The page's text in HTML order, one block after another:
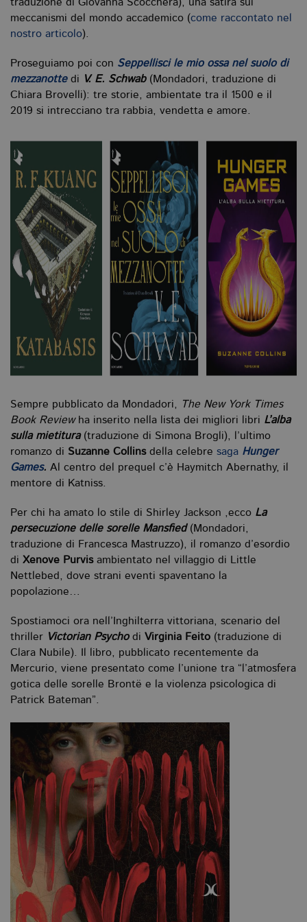
traduzione di Giovanna Scocchera), una satira sui
meccanismi del mondo accademico (come raccontato nel
nostro articolo).
Proseguiamo poi con Seppellisci le mio ossa nel suolo di
mezzanotte di V. E. Schwab (Mondadori, traduzione di
Chiara Brovelli): tre storie, ambientate tra il 1500 e il
2019 si intrecciano tra rabbia, vendetta e amore.
Sempre pubblicato da Mondadori,
The New York Times
Book Reviewha inserito nella lista dei migliori libri L’alba
sulla mietitura(traduzione di Simona Brogli), l’ultimo
romanzo di Suzanne Collinsdella celebre saga Hunger
Games. Al centro del prequel c’è Haymitch Abernathy, il
mentore di Katniss.
Per chi ha amato lo stile di Shirley Jackson ,ecco La
persecuzione delle sorelle Mansfied (Mondadori,
traduzione di Francesca Mastruzzo), il romanzo d’esordio
di Xenove Purvis ambientato nel villaggio di Little
Nettlebed, dove strani eventi spaventano la
popolazione…
Spostiamoci ora nell’Inghilterra vittoriana, scenario del
thriller Victorian Psychodi Virginia Feito (traduzione di
Clara Nubile). Il libro, pubblicato recentemente da
Mercurio, viene presentato come l’unione tra “l’atmosfera
gotica delle sorelle Brontë e la violenza psicologica di
Patrick Bateman”.